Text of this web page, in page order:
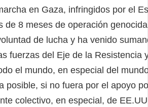
en Gaza, infringidos por el
de 8 meses de operación
de lucha y ha venido
fuerzas del Eje de la Resistencia
el mundo, en especial del
posible, si no fuera por el apoyo
colectivo, en especial, de